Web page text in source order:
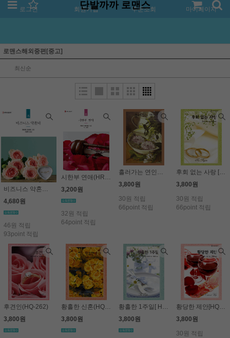
로그인 회원가입 주문조회 마이페이지
단발까까 로맨스
로맨스해외중편[중고]
최신순
비즈니스 약혼녀(HR-214) - 케이트 휴이트
4,680원
46원 적립
93point 적립
시한부 연애(HR-095) - 제니퍼 헤이워드
3,200원
32원 적립
64point 적립
흘러가는 연인들(HQ-260)
3,800원
30원 적립
66point 적립
후회 없는 사랑 [HQ-440]
3,800원
30원 적립
66point 적립
후견인(HQ-262)
3,800원
황홀한 신혼(HQ-328)
3,800원
황홀한 1주일[ HQ-454]
3,800원
황당한 제안[HQ-397]
3,800원
30원 적립